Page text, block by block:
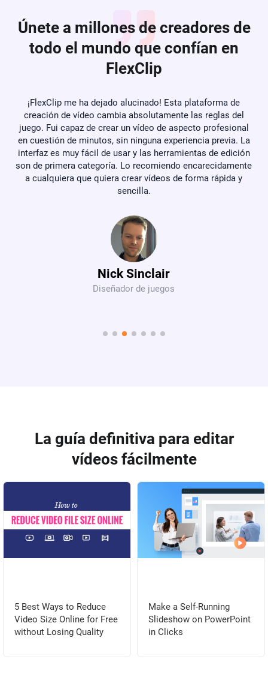
personalizables integradas y recursos de stock, y efectos
impresionantes lo hacen destacar. Con FlexClip, todos
pueden editar como un profesional sin necesidad de
aprender habilidades avanzadas.
Únete a millones de creadores de
todo el mundo que confían en
FlexClip
¡FlexClip me ha dejado alucinado! Esta plataforma de
creación de vídeo cambia absolutamente las reglas del
juego. Fui capaz de crear un vídeo de aspecto profesional
en cuestión de minutos, sin ninguna experiencia previa. La
interfaz es muy fácil de usar y las herramientas de edición
son de primera categoría. Lo recomiendo encarecidamente
a cualquiera que quiera crear vídeos de forma rápida y
sencilla.
Nick Sinclair
Diseñador de juegos
La guía definitiva para editar
vídeos fácilmente
5 Best Ways to Reduce
Video Size Online for Free
without Losing Quality
Make a Self-Running
Slideshow on PowerPoint
in Clicks